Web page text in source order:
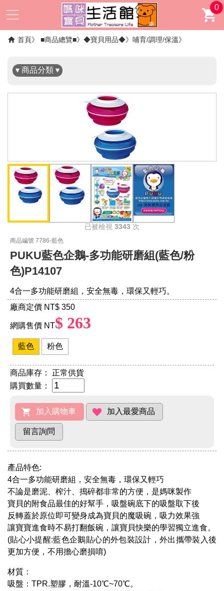
0
首頁 ■商品總覽■ ◆寶貝用品◆ 哺育/調理/保溫
▾ 商品分類 ▾
✖
已被檢視 3343 次
商品編號 7786-藍色
PUKU藍色企鵝-多功能研磨組(藍色/粉
色)P14107
4合一多功能研磨組，安全無毒，環保又輕巧。
廠商定價 NT$ 350
網購售價 NT$ 263
藍色 粉色
商品庫存：
正常供貨
購買數量：
產品特色:
4合一多功能研磨組，安全無毒，環保又輕巧
不論是磨泥、榨汁、搗碎都非常的方便，是媽咪製作
寶貝的附食品最佳的好幫手，吸盤碗底下的吸盤取下後
反轉蓋於原位即可變身成為寶貝的魔吸碗，吸力效果強
讓寶寶進食時不易打翻飯碗，讓寶貝快樂的學習獨立進食。
(貼心小提醒:藍色企鵝貼心的外包裝設計，外出攜帶裝入後
更加方便，不用擔心磨損唷)
材質：
吸盤：TPR.塑膠，耐溫-10℃~70℃。